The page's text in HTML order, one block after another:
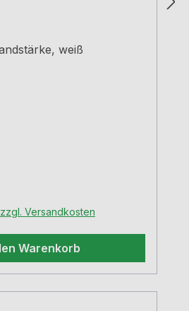
weiß
Versandkosten
Warenkorb